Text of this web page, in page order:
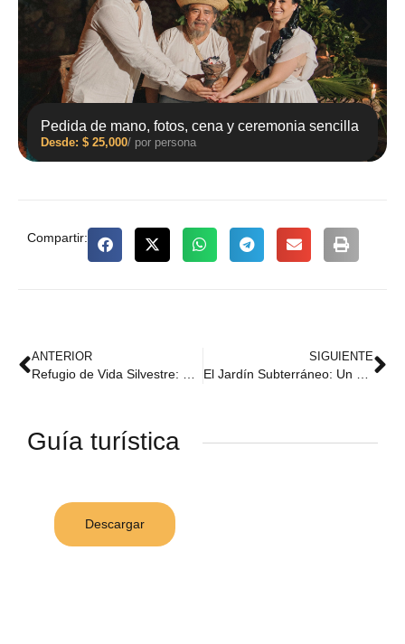
Pedida de mano, fotos, cena y ceremonia sencilla
Desde: $ 25,000/ por persona
Compartir:
ANTERIOR SIGUIENTE
Guía turística
Descargar